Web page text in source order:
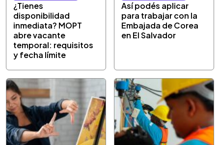
¿Tienes
disponibilidad
inmediata? MOPT
abre vacante
temporal: requisitos
y fecha límite
Así podés aplicar
para trabajar con la
Embajada de Corea
en El Salvador